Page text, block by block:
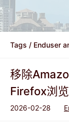
Tags / Enduser
移除
Firefox浏
2026-02-28